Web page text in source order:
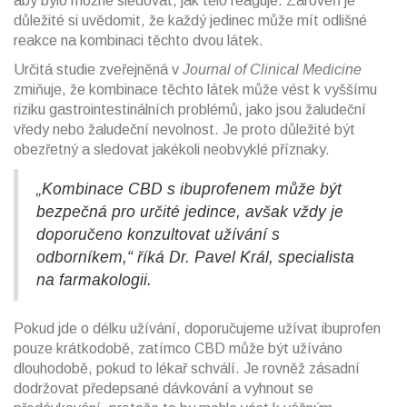
důležité si uvědomit, že každý jedinec může mít odlišné
reakce na kombinaci těchto dvou látek.
Určitá studie zveřejněná v Journal of Clinical Medicine
zmiňuje, že kombinace těchto látek může vést k vyššímu
riziku gastrointestinálních problémů, jako jsou žaludeční
vředy nebo žaludeční nevolnost. Je proto důležité být
obezřetný a sledovat jakékoli neobvyklé příznaky.
„Kombinace CBD s ibuprofenem může být
bezpečná pro určité jedince, avšak vždy je
doporučeno konzultovat užívání s
odborníkem,“ říká Dr. Pavel Král, specialista
na farmakologii.
Pokud jde o délku užívání, doporučujeme užívat ibuprofen
pouze krátkodobě, zatímco CBD může být užíváno
dlouhodobě, pokud to lékař schválí. Je rovněž zásadní
dodržovat předepsané dávkování a vyhnout se